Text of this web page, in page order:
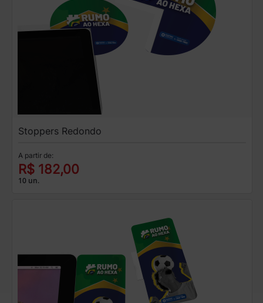
Stoppers Redondo
A partir de:
R$ 182,00
10 un.